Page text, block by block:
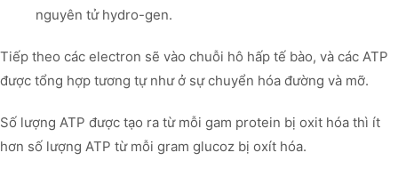
nguyên tử hydro-gen.
Tiếp theo các electron sẽ vào chuỗi hô hấp tế bào, và các ATP
được tổng hợp tương tự như ở sự chuyển hóa đường và mỡ.
Số lượng ATP được tạo ra từ mỗi gam protein bị oxit hóa thì ít
hơn số lượng ATP từ mỗi gram glucoz bị oxít hóa.